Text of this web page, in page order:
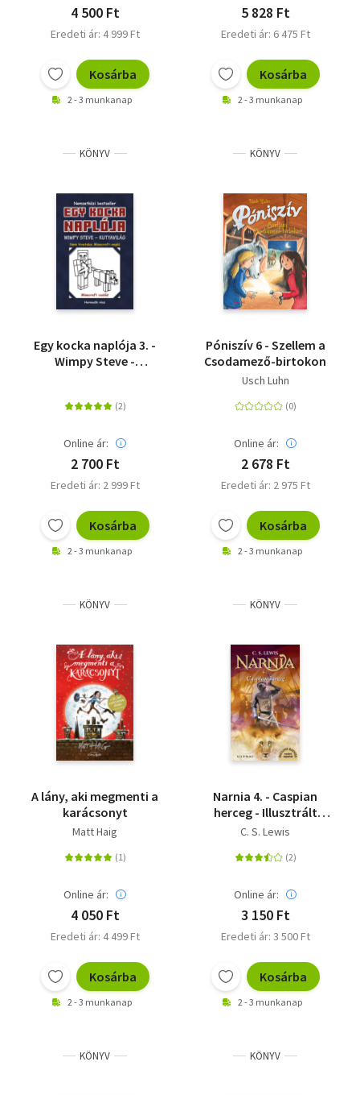
4 500 Ft
Eredeti ár: 4 999 Ft
Kosárba
2 - 3 munkanap
5 828 Ft
Eredeti ár: 6 475 Ft
Kosárba
2 - 3 munkanap
KÖNYV
Egy kocka naplója 3. -
Wimpy Steve -
Online ár:
2 700 Ft
Eredeti ár: 2 999 Ft
Kosárba
2 - 3 munkanap
KÖNYV
Póniszív 6 - Szellem a
Csodamező-birtokon
Usch Luhn
Online ár:
2 678 Ft
Eredeti ár: 2 975 Ft
Kosárba
2 - 3 munkanap
KÖNYV
A lány, aki megmenti a
karácsonyt
Matt Haig
Online ár:
4 050 Ft
Eredeti ár: 4 499 Ft
Kosárba
2 - 3 munkanap
KÖNYV
Narnia 4. - Caspian
herceg - Illusztrált
kiadás
C. S. Lewis
Online ár:
3 150 Ft
Eredeti ár: 3 500 Ft
Kosárba
2 - 3 munkanap
KÖNYV KÖNYV